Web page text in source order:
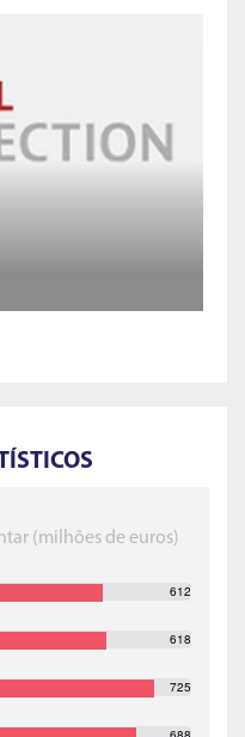
(milhões de euros)
612
618
725